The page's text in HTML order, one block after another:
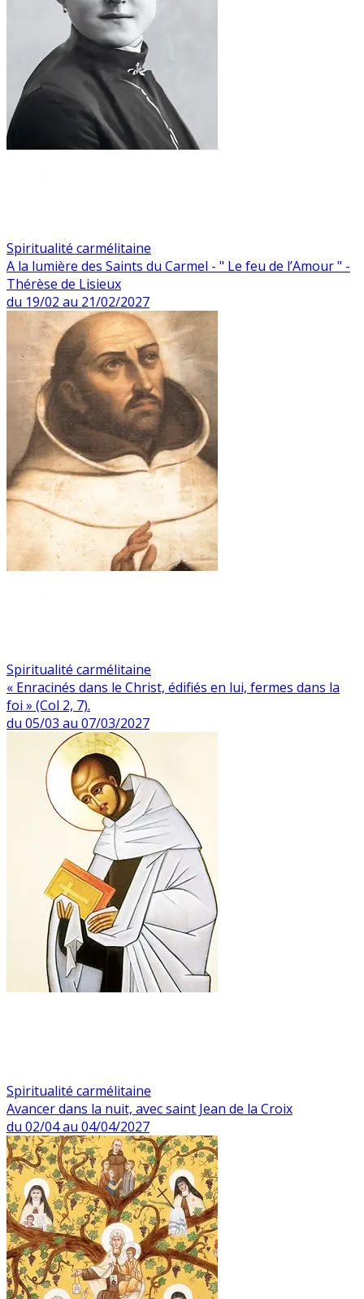
Spiritualité carmélitaine
A la lumière des Saints du Carmel - " Le feu de l’Amour " -
Thérèse de Lisieux
du 19/02 au 21/02/2027
Spiritualité carmélitaine
« Enracinés dans le Christ, édifiés en lui, fermes dans la
foi » (Col 2, 7).
du 05/03 au 07/03/2027
Spiritualité carmélitaine
Avancer dans la nuit, avec saint Jean de la Croix
du 02/04 au 04/04/2027